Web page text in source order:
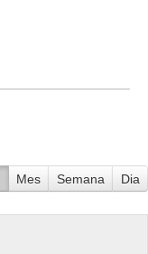
Mes Semana Dia